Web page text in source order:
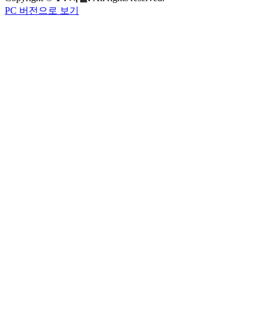
PC 버전으로 보기